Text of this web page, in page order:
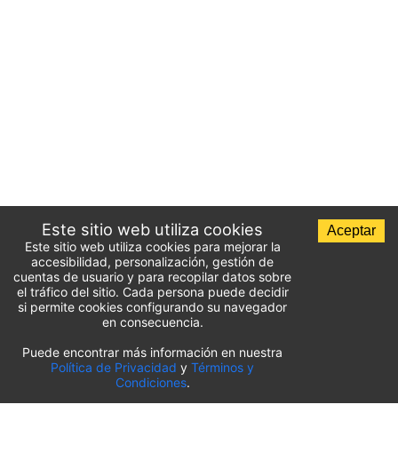
Lista de aparcamientos del aeropuerto
Este sitio web utiliza cookies
Este sitio web utiliza cookies para mejorar la
accesibilidad, personalización, gestión de
cuentas de usuario y para recopilar datos sobre
el tráfico del sitio. Cada persona puede decidir
si permite cookies configurando su navegador
en consecuencia.
Puede encontrar más información en nuestra
Política de Privacidad y Términos y
Condiciones.
Aceptar